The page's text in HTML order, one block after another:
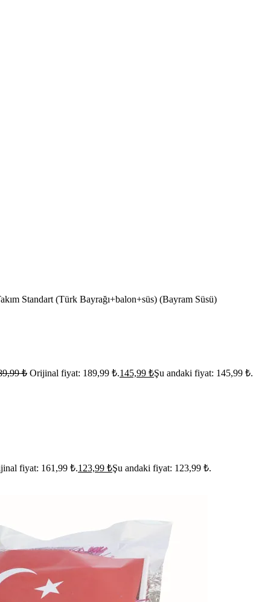
Standart (Türk Bayrağı+balon+süs) (Bayram Süsü)
₺ Orijinal fiyat: 189,99 ₺.145,99 ₺Şu andaki fiyat: 145,99 ₺.
fiyat: 161,99 ₺.123,99 ₺Şu andaki fiyat: 123,99 ₺.